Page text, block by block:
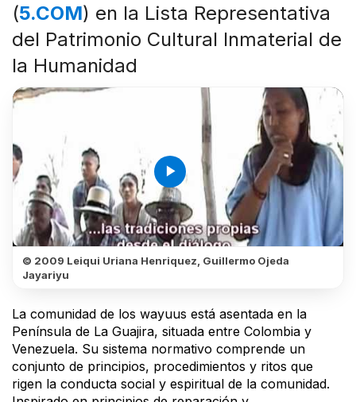
(5.COM) en la Lista Representativa
del Patrimonio Cultural Inmaterial de
la Humanidad
play_arrow
© 2009 Leiqui Uriana Henriquez, Guillermo Ojeda
Jayariyu
La comunidad de los wayuus está asentada en la
Península de La Guajira, situada entre Colombia y
Venezuela. Su sistema normativo comprende un
conjunto de principios, procedimientos y ritos que
rigen la conducta social y espiritual de la comunidad.